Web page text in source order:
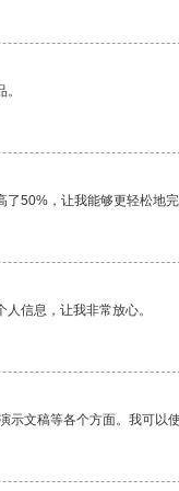
50%，让我能够更轻松地完
信息，让我非常放心。
文稿等各个方面。我可以